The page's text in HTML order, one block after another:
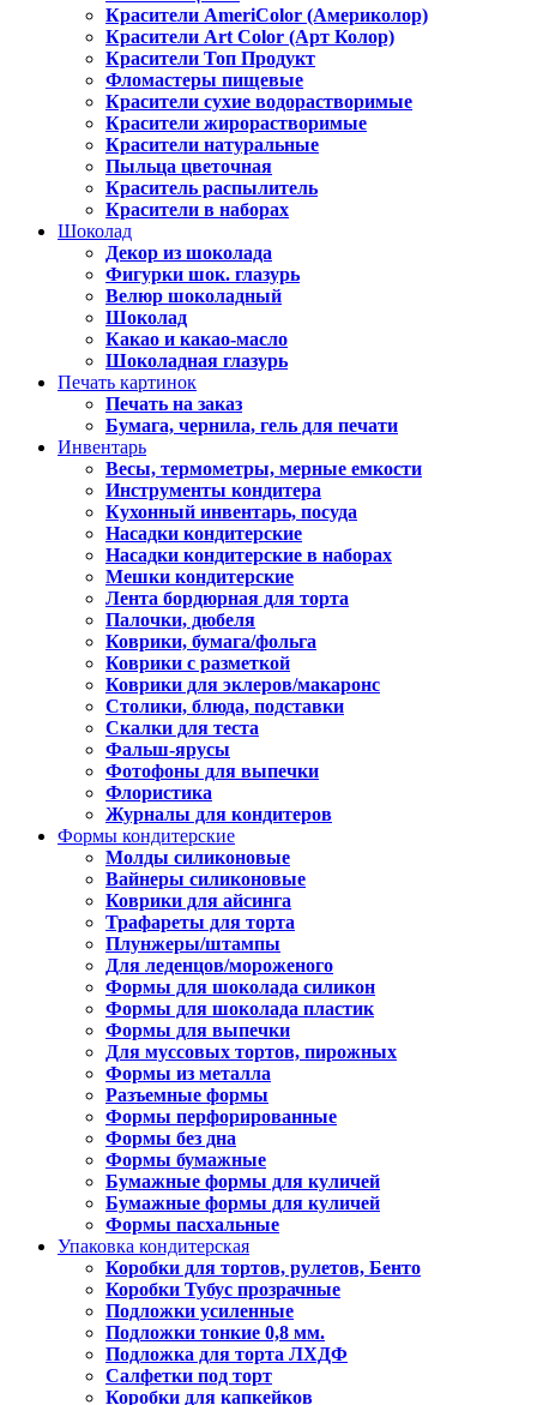
Красители AmeriColor (Америколор)
Красители Art Color (Арт Колор)
Красители Топ Продукт
Фломастеры пищевые
Красители сухие водорастворимые
Красители жирорастворимые
Красители натуральные
Пыльца цветочная
Краситель распылитель
Красители в наборах
Шоколад
Декор из шоколада
Фигурки шок. глазурь
Велюр шоколадный
Шоколад
Какао и какао-масло
Шоколадная глазурь
Печать картинок
Печать на заказ
Бумага, чернила, гель для печати
Инвентарь
Весы, термометры, мерные емкости
Инструменты кондитера
Кухонный инвентарь, посуда
Насадки кондитерские
Насадки кондитерские в наборах
Мешки кондитерские
Лента бордюрная для торта
Палочки, дюбеля
Коврики, бумага/фольга
Коврики с разметкой
Коврики для эклеров/макаронс
Столики, блюда, подставки
Скалки для теста
Фальш-ярусы
Фотофоны для выпечки
Флористика
Журналы для кондитеров
Формы кондитерские
Молды силиконовые
Вайнеры силиконовые
Коврики для айсинга
Трафареты для торта
Плунжеры/штампы
Для леденцов/мороженого
Формы для шоколада силикон
Формы для шоколада пластик
Формы для выпечки
Для муссовых тортов, пирожных
Формы из металла
Разъемные формы
Формы перфорированные
Формы без дна
Формы бумажные
Бумажные формы для куличей
Бумажные формы для куличей
Формы пасхальные
Упаковка кондитерская
Коробки для тортов, рулетов, Бенто
Коробки Тубус прозрачные
Подложки усиленные
Подложки тонкие 0,8 мм.
Подложка для торта ЛХДФ
Салфетки под торт
Коробки для капкейков